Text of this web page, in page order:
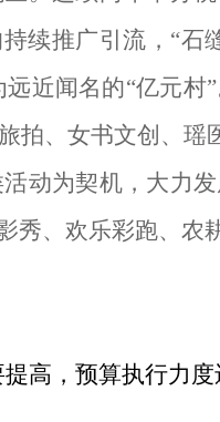
续推广引流，“石
近闻名的“亿元村
拍、女书文创、瑶
动为契机，大力发
秀、欢乐彩跑、农
高，预算执行力度